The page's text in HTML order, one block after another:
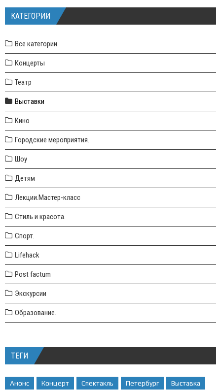
КАТЕГОРИИ
Все категории
Концерты
Театр
Выставки
Кино
Городские мероприятия.
Шоу
Детям
Лекции.Мастер-класс
Стиль и красота.
Спорт.
Lifehack
Post factum
Экскурсии
Образование.
ТЕГИ
Анонс Концерт Спектакль Петербург Выставка